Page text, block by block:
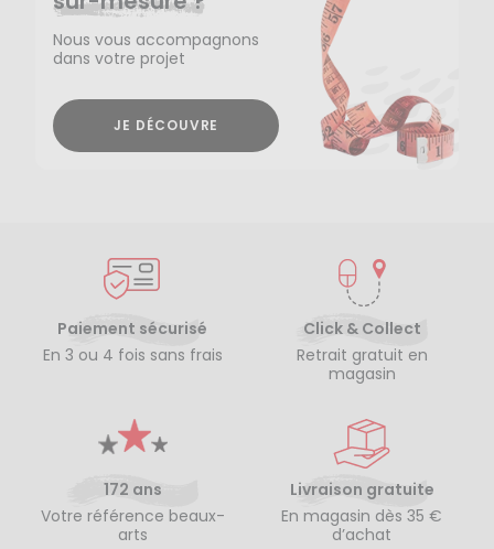
Nous vous accompagnons
dans votre projet
JE DÉCOUVRE
Paiement sécurisé
En 3 ou 4 fois sans frais
Click & Collect
Retrait gratuit en
magasin
172 ans
Votre référence beaux-
arts
Livraison gratuite
En magasin dès 35 €
d’achat